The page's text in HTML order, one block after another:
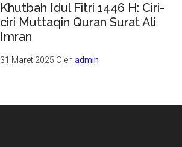
Khutbah Idul Fitri 1446 H: Ciri-
ciri Muttaqin Quran Surat Ali
Imran
31 Maret 2025 Olehadmin